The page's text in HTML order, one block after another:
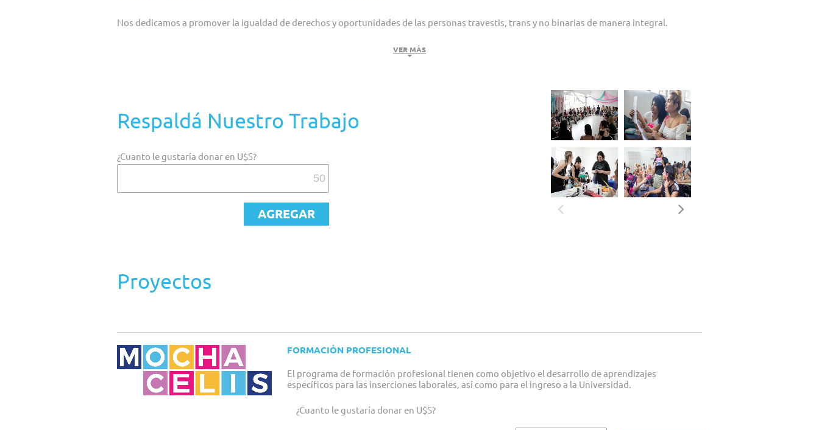
Nos dedicamos a promover la igualdad de derechos y oportunidades de las personas travestis, trans y no binarias de manera integral.
La Mocha Celis se fundó en el año 2011 con el Bachillerato Popular Travesti, Trans y No Binario Mocha Celis. Es así como, previo a nuestro funcionamiento
VER MÁS
Respaldá Nuestro Trabajo
¿Cuanto le gustaría donar en U$S?
Proyectos
FORMACIÓN PROFESIONAL
El programa de formación profesional tienen como objetivo el desarrollo de aprendizajes
específicos para las inserciones laborales, así como para el ingreso a la Universidad.
¿Cuanto le gustaría donar en U$S?